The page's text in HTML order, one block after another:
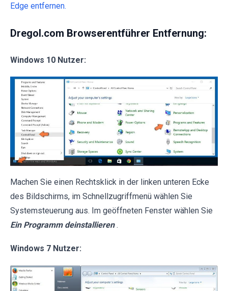
Edge entfernen.
Dregol.com Browserentführer Entfernung:
Windows 10 Nutzer:
Machen Sie einen Rechtsklick in der linken unteren Ecke
des Bildschirms, im Schnellzugriffmenü wählen Sie
Systemsteuerung aus. Im geöffneten Fenster wählen Sie
Ein Programm deinstallieren .
Windows 7 Nutzer: